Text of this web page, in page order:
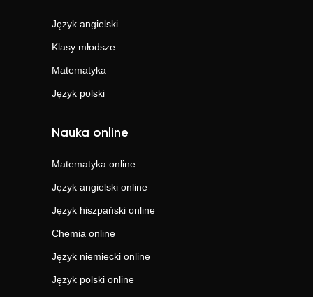
Język angielski
Klasy młodsze
Matematyka
Język polski
Nauka online
Matematyka online
Język angielski online
Język hiszpański online
Chemia online
Język niemiecki online
Język polski online